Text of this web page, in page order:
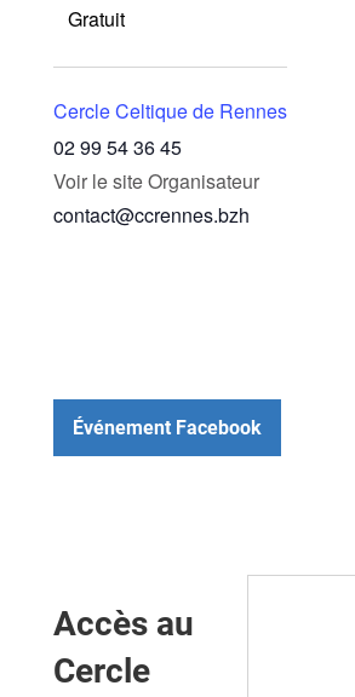
Gratuit
Cercle Celtique de Rennes
02 99 54 36 45
Voir le site Organisateur
contact@ccrennes.bzh
Événement Facebook
Accès au
Cercle